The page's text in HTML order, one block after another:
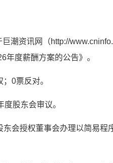
潮资讯网（http://
年度薪酬方案的公告》。
0票反对。
股东会审议。
会授权董事会办理以简易程